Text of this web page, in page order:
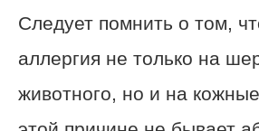
Следует помнить о том,
аллергия не только на
животного, но и на